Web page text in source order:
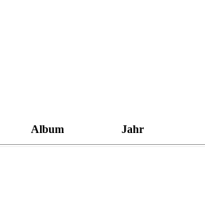
Album Jahr